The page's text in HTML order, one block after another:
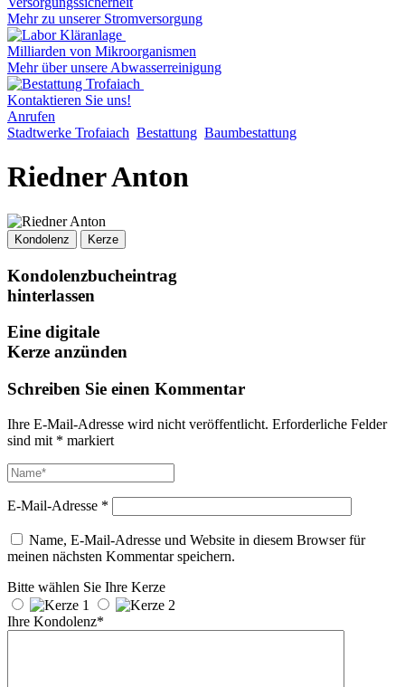
Mehr zu unserer Stromversorgung
Milliarden von Mikroorganismen
Mehr über unsere Abwasserreinigung
Kontaktieren Sie uns!
Anrufen
Stadtwerke Trofaiach Bestattung Baumbestattung
Riedner Anton
Kondolenz Kerze
Kondolenzbucheintrag
hinterlassen
Eine digitale
Kerze anzünden
Schreiben Sie einen Kommentar
Ihre E-Mail-Adresse wird nicht veröffentlicht. Erforderliche Felder
sind mit * markiert
E-Mail-Adresse *
Name, E-Mail-Adresse und Website in diesem Browser für
meinen nächsten Kommentar speichern.
Bitte wählen Sie Ihre Kerze
Ihre Kondolenz*